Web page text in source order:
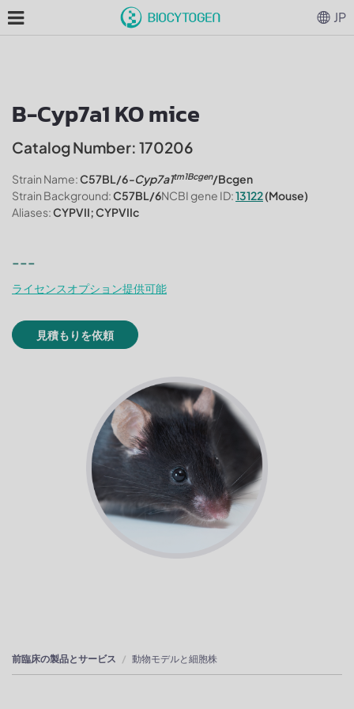
B-Cyp7a1 KO mice
Catalog Number: 170206
Strain Name:C57BL/6-Cyp7a1tm1Bcgen/Bcgen
Strain Background:C57BL/6NCBI gene ID:13122(Mouse)
Aliases:CYPVII; CYPVIIc
---
ライセンスオプション提供可能
見積もりを依頼
前臨床の製品とサービス 動物モデルと細胞株
JP